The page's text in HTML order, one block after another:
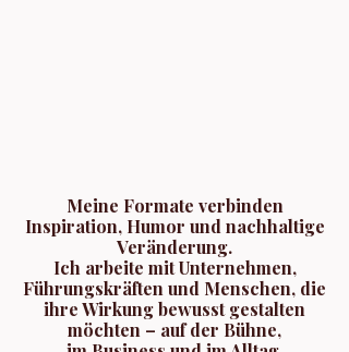
Meine Formate verbinden
Inspiration, Humor und nachhaltige
Veränderung.
Ich arbeite mit Unternehmen,
Führungskräften und Menschen, die
ihre Wirkung bewusst gestalten
möchten – auf der Bühne,